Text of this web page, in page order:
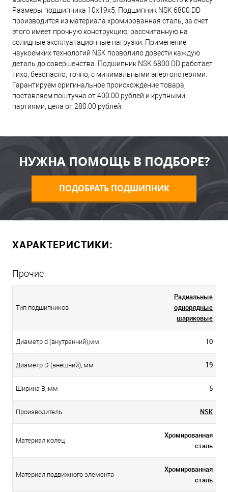
Размеры подшипника 10x19x5. Подшипник NSK 6800 DD
производится из материала хромированная сталь, за счет
этого имеет прочную конструкцию, рассчитанную на
солидные эксплуатационные нагрузки. Применение
наукоемких технологий NSK позволило довести каждую
деталь до совершенства. Подшипник NSK 6800 DD работает
тихо, безопасно, точно, с минимальными энергопотерями.
Гарантируем оригинальное происхождение товара,
поставляем поштучно от 400.00 рублей и крупными
партиями, цена от 280.00 рублей.
НУЖНА ПОМОЩЬ В ПОДБОРЕ?
ПОДОБРАТЬ ПОДШИПНИК
ХАРАКТЕРИСТИКИ:
Прочие
Тип подшипников
Радиальные
однорядные
шариковые
Диаметр d (внутренний),мм 10
Диаметр D (внешний), мм 19
Ширина B, мм 5
Производитель NSK
Материал колец
Хромированная
сталь
Материал подвижного элемента
Хромированная
сталь